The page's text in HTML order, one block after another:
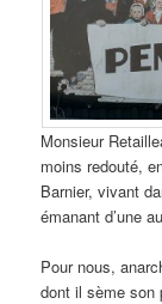
Monsieur
moins redouté,
Barnier, vivant
émanant d’une
Pour nous,
dont il sème son